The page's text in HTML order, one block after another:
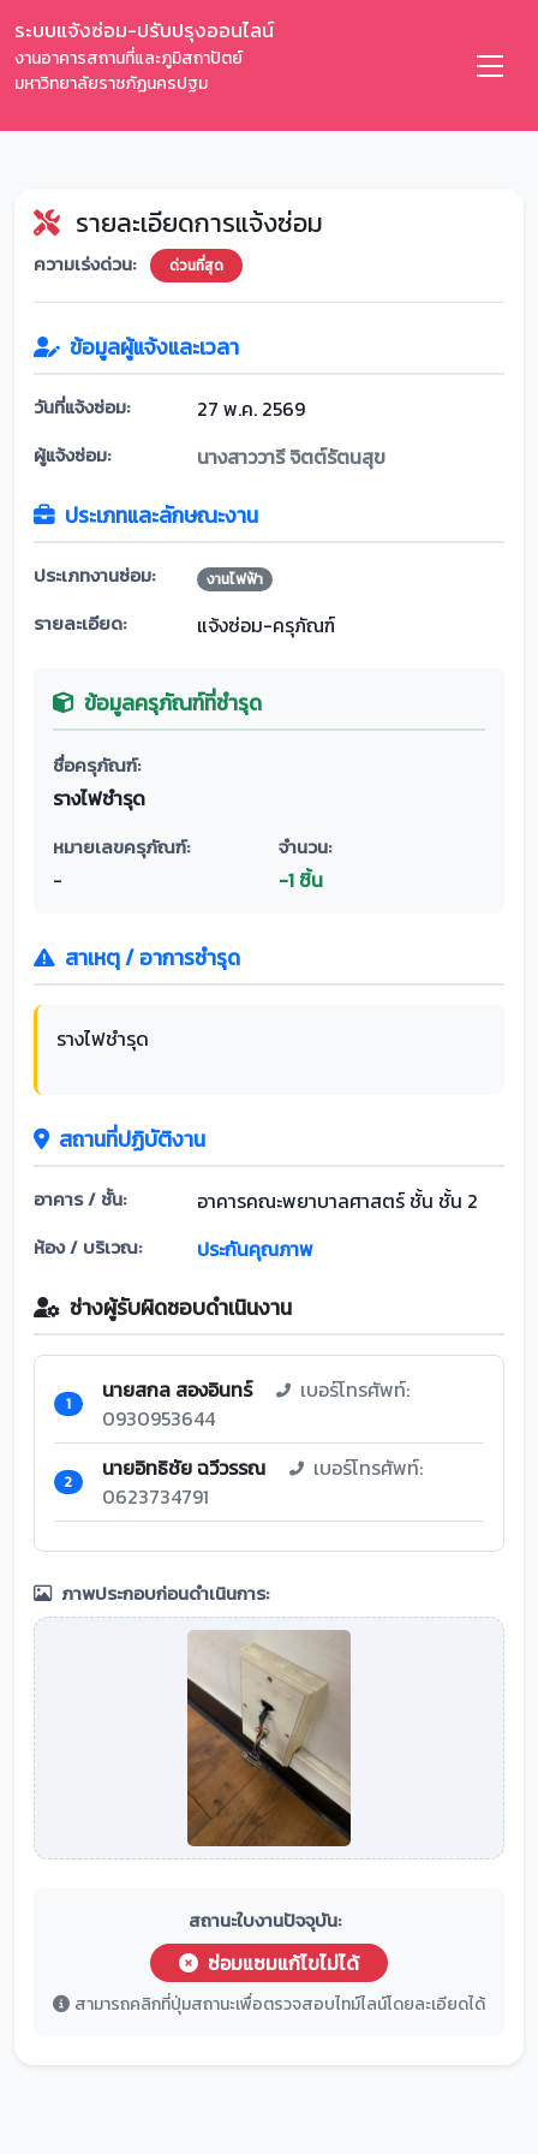
ระบบแจ้งซ่อม-ปรับปรุงออนไลน์
งานอาคารสถานที่และภูมิสถาปัตย์
มหาวิทยาลัยราชภัฏนครปฐม
รายละเอียดการแจ้งซ่อม
ความเร่งด่วน: ด่วนที่สุด
ข้อมูลผู้แจ้งและเวลา
วันที่แจ้งซ่อม: 27 พ.ค. 2569
ผู้แจ้งซ่อม: นางสาววารี จิตต์รัตนสุข
ประเภทและลักษณะงาน
ประเภทงานซ่อม: งานไฟฟ้า
รายละเอียด: แจ้งซ่อม-ครุภัณฑ์
ข้อมูลครุภัณฑ์ที่ชำรุด
ชื่อครุภัณฑ์:
รางไฟชำรุด
หมายเลขครุภัณฑ์:
-
จำนวน:
-1 ชิ้น
สาเหตุ / อาการชำรุด
รางไฟชำรุด
สถานที่ปฏิบัติงาน
อาคาร / ชั้น: อาคารคณะพยาบาลศาสตร์ ชั้น ชั้น 2
ห้อง / บริเวณ: ประกันคุณภาพ
ช่างผู้รับผิดชอบดำเนินงาน
1 นายสกล สองอินทร์
เบอร์โทรศัพท์:
0930953644
2 นายอิทธิชัย ฉวีวรรณ
เบอร์โทรศัพท์:
0623734791
ภาพประกอบก่อนดำเนินการ:
สถานะใบงานปัจจุบัน:
ซ่อมแซมแก้ไขไม่ได้
สามารถคลิกที่ปุ่มสถานะเพื่อตรวจสอบไทม์ไลน์โดยละเอียดได้